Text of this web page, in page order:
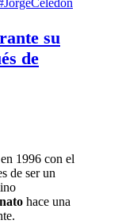
su
de
1996 con el
de ser un
hace una